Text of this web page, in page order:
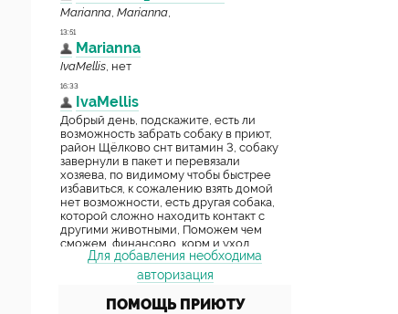
Для добавления необходима
авторизация
ПОМОЩЬ ПРИЮТУ